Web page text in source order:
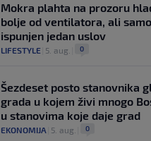
Mokra plahta na prozoru
bolje od ventilatora, ali
ispunjen jedan uslov
LIFESTYLE 5. aug. 0
Šezdeset posto stanovnika
grada u kojem živi mnogo
u stanovima koje daje grad
EKONOMIJA 5. aug. 0